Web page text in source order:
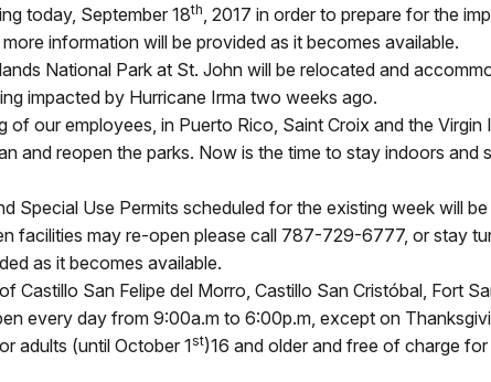
today, September 18th, 2017 in order to prepare for the
information will be provided as it becomes available.
National Park at St. John will be relocated and
impacted by Hurricane Irma two weeks ago.
our employees, in Puerto Rico, Saint Croix and the
and reopen the parks. Now is the time to stay indoors and
Special Use Permits scheduled for the existing week will
facilities may re-open please call 787-729-6777, or stay
as it becomes available.
San Felipe del Morro, Castillo San Cristóbal, Fort
every day from 9:00a.m to 6:00p.m, except on
adults (until October 1st)16 and older and free of charge for